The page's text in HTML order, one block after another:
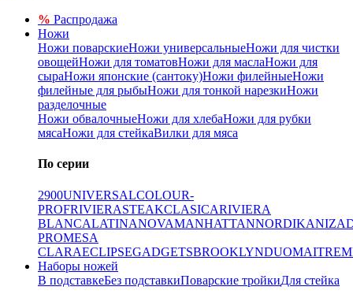
% Распродажа
Ножи
Ножи поварскиеНожи универсальныеНожи для чистки
овощейНожи для томатовНожи для маслаНожи для
сыраНожи японские (сантоку)Ножи филейныеНожи
филейные для рыбыНожи для тонкой нарезкиНожи
разделочные
Ножи обвалочныеНожи для хлебаНожи для рубки
мясаНожи для стейкаВилки для мяса
По серии
2900UNIVERSALCOLOUR-
PROFRIVIERASTEAKCLASICARIVIERA
BLANCALATINANOVAMANHATTANNORDIKANIZA
PROMESA
CLARAECLIPSEGADGETSBROOKLYNDUOMAITRE
Наборы ножей
В подставкеБез подставкиПоварские тройкиДля стейка